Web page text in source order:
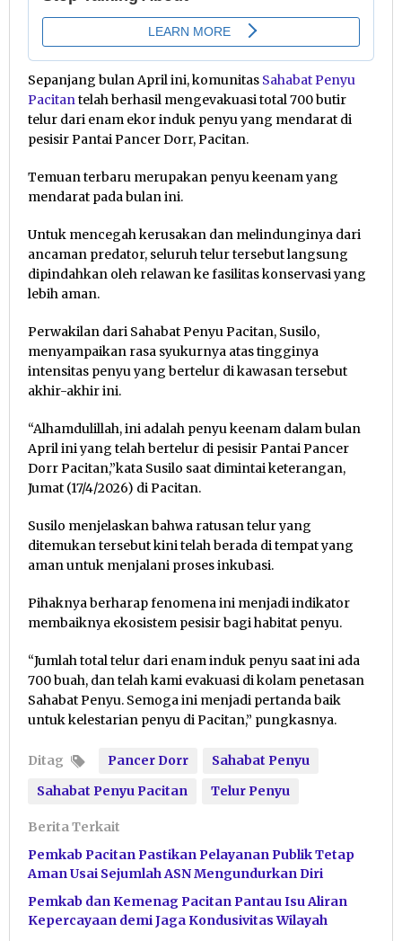
Sepanjang bulan April ini, komunitas Sahabat Penyu
Pacitantelah berhasil mengevakuasi total 700 butir
telur dari enam ekor induk penyu yang mendarat di
pesisir Pantai Pancer Dorr, Pacitan.
Temuan terbaru merupakan penyu keenam yang
mendarat pada bulan ini.
Untuk mencegah kerusakan dan melindunginya dari
ancaman predator, seluruh telur tersebut langsung
dipindahkan oleh relawan ke fasilitas konservasi yang
lebih aman.
Perwakilan dari Sahabat Penyu Pacitan, Susilo,
menyampaikan rasa syukurnya atas tingginya
intensitas penyu yang bertelur di kawasan tersebut
akhir-akhir ini.
“Alhamdulillah, ini adalah penyu keenam dalam bulan
April ini yang telah bertelur di pesisir Pantai Pancer
Dorr Pacitan,”kata Susilo saat dimintai keterangan,
Jumat (17/4/2026) di Pacitan.
Susilo menjelaskan bahwa ratusan telur yang
ditemukan tersebut kini telah berada di tempat yang
aman untuk menjalani proses inkubasi.
Pihaknya berharap fenomena ini menjadi indikator
membaiknya ekosistem pesisir bagi habitat penyu.
“Jumlah total telur dari enam induk penyu saat ini ada
700 buah, dan telah kami evakuasi di kolam penetasan
Sahabat Penyu. Semoga ini menjadi pertanda baik
untuk kelestarian penyu di Pacitan,” pungkasnya.
Ditag Pancer Dorr
Sahabat Penyu
Sahabat Penyu Pacitan
Telur Penyu
Berita Terkait
Pemkab Pacitan Pastikan Pelayanan Publik Tetap
Aman Usai Sejumlah ASN Mengundurkan Diri
Pemkab dan Kemenag Pacitan Pantau Isu Aliran
Kepercayaan demi Jaga Kondusivitas Wilayah